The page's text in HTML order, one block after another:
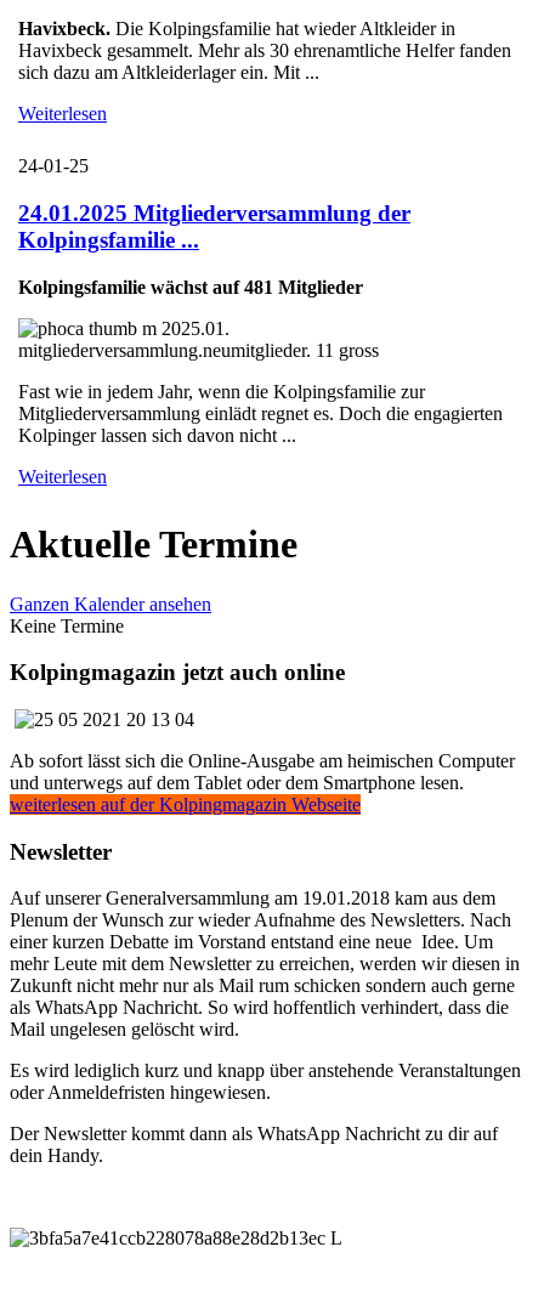
Havixbeck. Die Kolpingsfamilie hat wieder Altkleider in
Havixbeck gesammelt. Mehr als 30 ehrenamtliche Helfer fanden
sich dazu am Altkleiderlager ein. Mit ...
Weiterlesen
24-01-25
24.01.2025 Mitgliederversammlung der
Kolpingsfamilie ...
Kolpingsfamilie wächst auf 481 Mitglieder
Fast wie in jedem Jahr, wenn die Kolpingsfamilie zur
Mitgliederversammlung einlädt regnet es. Doch die engagierten
Kolpinger lassen sich davon nicht ...
Weiterlesen
Aktuelle Termine
Ganzen Kalender ansehen
Keine Termine
Kolpingmagazin jetzt auch online
Ab sofort lässt sich die Online-Ausgabe am heimischen Computer
und unterwegs auf dem Tablet oder dem Smartphone lesen.
weiterlesen auf der Kolpingmagazin Webseite
Newsletter
Auf unserer Generalversammlung am 19.01.2018 kam aus dem
Plenum der Wunsch zur wieder Aufnahme des Newsletters. Nach
einer kurzen Debatte im Vorstand entstand eine neue Idee. Um
mehr Leute mit dem Newsletter zu erreichen, werden wir diesen in
Zukunft nicht mehr nur als Mail rum schicken sondern auch gerne
als WhatsApp Nachricht. So wird hoffentlich verhindert, dass die
Mail ungelesen gelöscht wird.
Es wird lediglich kurz und knapp über anstehende Veranstaltungen
oder Anmeldefristen hingewiesen.
Der Newsletter kommt dann als WhatsApp Nachricht zu dir auf
dein Handy.